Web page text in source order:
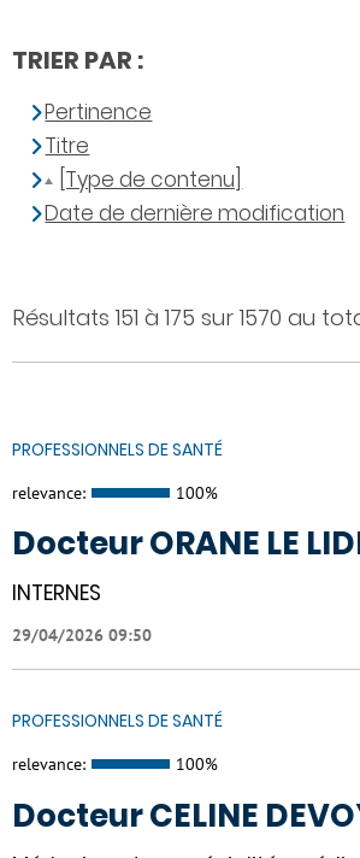
Résultats 151 à 175 sur 1570 au
PROFESSIONNELS DE SANTÉ
relevance: 100%
Docteur ORANE LE
INTERNES
29/04/2026 09:50
PROFESSIONNELS DE SANTÉ
relevance: 100%
Docteur CELINE
TRIER PAR :
Pertinence
Titre
[Type de contenu]
Date de dernière modification